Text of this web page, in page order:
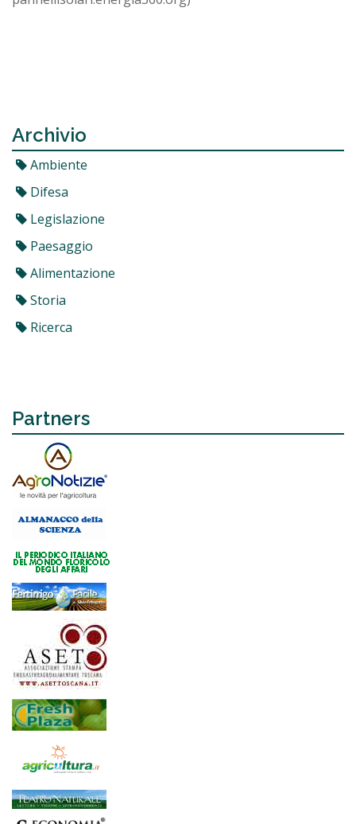
Archivio
Ambiente
Difesa
Legislazione
Paesaggio
Alimentazione
Storia
Ricerca
Partners